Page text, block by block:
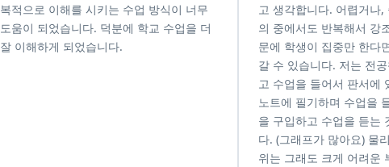
복적으로 이해를 시키는 수업 방식이 너무
도움이 되었습니다. 덕분에 학교 수업을 더
잘 이해하게 되었습니다.
고 생각합니다. 어렵거나
의 중에서도 반복해서 강
문에 학생이 집중만 한다
갈 수 있습니다. 저는 전
고 수업을 들어서 판서에
노트에 필기하며 수업을
을 구입하고 수업을 듣는
다. (그래프가 많아요) 물
위는 그래도 크게 어려운